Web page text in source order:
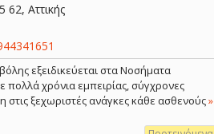
62, Αττικής
εξειδικεύεται στα Νοσήματα
χρόνια εμπειρίας, σύγχρονες
στις ξεχωριστές ανάγκες κάθε ασθενούς»